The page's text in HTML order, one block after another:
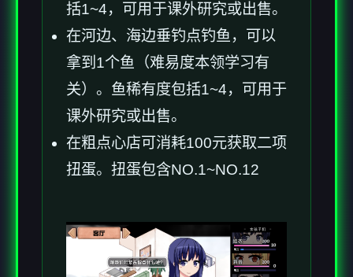
括1~4，可用于课外研究或出售。
在河边、海边垂钓点钓鱼，可以
拿到1个鱼（难易度本领学习有
关）。鱼稀有度包括1~4，可用于
课外研究或出售。
在粗点心店可消耗100元获取二项
扭蛋。扭蛋包含NO.1~NO.12